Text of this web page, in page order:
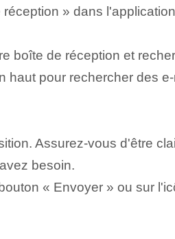
» dans
boîte de réception et
haut pour rechercher des
Assurez-vous d'être
besoin.
« Envoyer » ou sur